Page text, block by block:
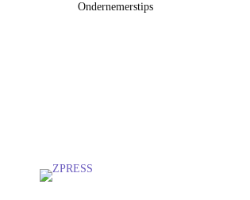
Ondernemerstips